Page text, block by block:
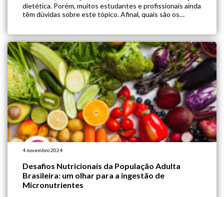
dietética. Porém, muitos estudantes e profissionais ainda
têm dúvidas sobre este tópico. Afinal, quais são os
4 novembro 2024
Desafios Nutricionais da População Adulta
Brasileira: um olhar para a ingestão de
Micronutrientes